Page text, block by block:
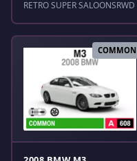
RETRO SUPER SALOONSRWD
COMMON